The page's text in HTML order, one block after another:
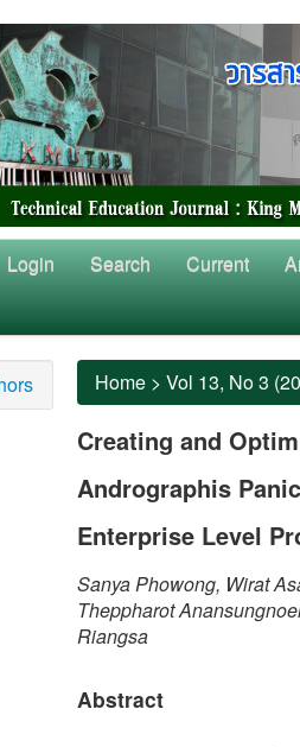
Login Search Current
Home > Vol 13, No 3
Creating and
Andrographis
Enterprise Level
Sanya Phowong, Wirat
Theppharot
Riangsa
Abstract